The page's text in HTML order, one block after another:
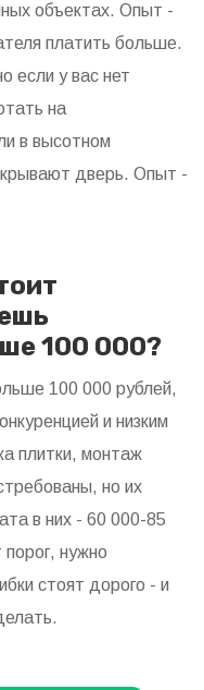
объектах. Опыт -
платить больше.
если у вас нет
на
в высотном
дверь. Опыт -
100 000?
100 000 рублей,
и низким
плитки, монтаж
но их
в них - 60 000-85
нужно
стоят дорого - и